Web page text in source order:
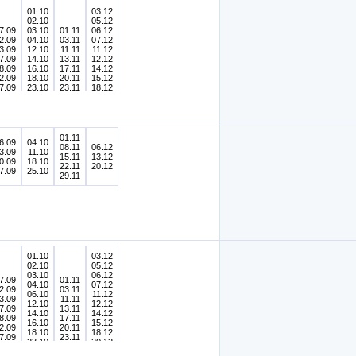
01.10
02.10
03.10
04.10
12.10
14.10
16.10
18.10
23.10
31.10
01.11
03.11
11.11
13.11
17.11
20.11
23.11
03.12
05.12
06.12
07.12
11.12
12.12
14.12
15.12
18.12
30.12
04.10
11.10
18.10
25.10
01.11
08.11
15.11
22.11
29.11
06.12
13.12
20.12
01.10
02.10
03.10
04.10
06.10
12.10
14.10
16.10
18.10
23.10
01.11
03.11
11.11
13.11
17.11
20.11
23.11
03.12
05.12
06.12
07.12
11.12
12.12
14.12
15.12
18.12
20.12